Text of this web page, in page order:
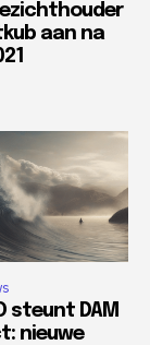
aan na
steunt DAM
nieuwe